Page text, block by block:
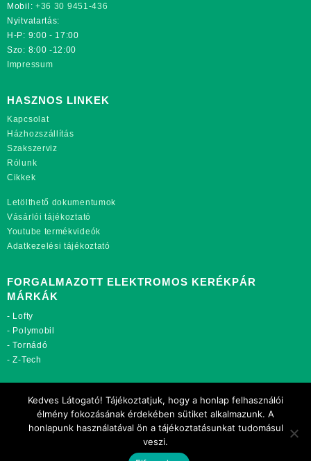
Mobil: +36 30 9451-436
Nyitvatartás:
H-P: 9:00 - 17:00
Szo: 8:00 -12:00
Impressum
HASZNOS LINKEK
Kapcsolat
Házhozszállítás
Szakszerviz
Rólunk
Cikkek
Letölthető dokumentumok
Vásárlói tájékoztató
Youtube termékvideók
Adatkezelési tájékoztató
FORGALMAZOTT ELEKTROMOS KERÉKPÁR
MÁRKÁK
- Lofty
- Polymobil
-Tornádó
-Z-Tech
rekordmobil.hu
rekordmotor.hu
motorkerekparalkatreszek.hu
Kedves Látogató! Tájékoztatjuk, hogy a honlap felhasználói
élmény fokozásának érdekében sütiket alkalmazunk. A
honlapunk használatával ön a tájékoztatásunkat tudomásul
veszi.